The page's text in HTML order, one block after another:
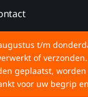
t/m
of
geplaatst,
voor uw begrip